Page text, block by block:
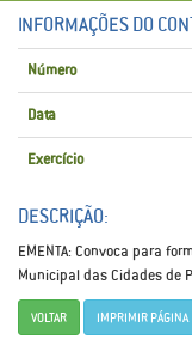
INFORMAÇÕES DO
Número
Data
Exercício
DESCRIÇÃO:
EMENTA: Convoca para
Municipal das Cidades de
VOLTAR IMPRIMIR PÁGINA